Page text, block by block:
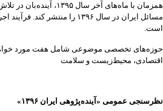
همزمان با ماه‌های آخر
است.
حوزه‌های تخصصی موضوعی شامل هفت مورد خواهد
اقتصادی، محیط‌زیست و سلامت
نظرسنجی عمومی «آینده‌پژوهی ایران ۱۳۹۶»